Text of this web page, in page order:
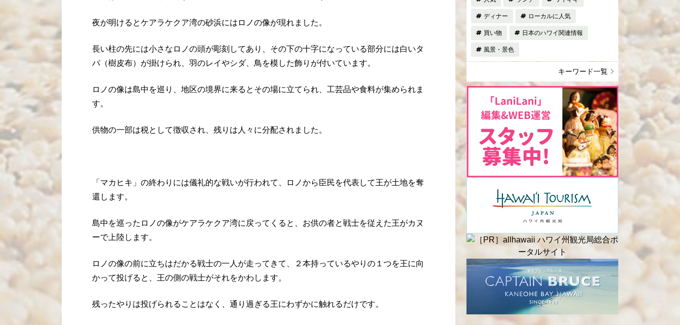
夜が明けるとケアラケクア湾の砂浜にはロノの像が現れました。
長い柱の先には小さなロノの頭が彫刻してあり、その下の十字になっている部分には白いタ
パ（樹皮布）が掛けられ、羽のレイやシダ、鳥を模した飾りが付いています。
ロノの像は島中を巡り、地区の境界に来るとその場に立てられ、工芸品や食料が集められま
す。
供物の一部は税として徴収され、残りは人々に分配されました。
「マカヒキ」の終わりには儀礼的な戦いが行われて、ロノから臣民を代表して王が土地を奪
還します。
島中を巡ったロノの像がケアラケクア湾に戻ってくると、お供の者と戦士を従えた王がカヌ
ーで上陸します。
ロノの像の前に立ちはだかる戦士の一人が走ってきて、２本持っているやりの１つを王に向
かって投げると、王の側の戦士がそれをかわします。
残ったやりは投げられることはなく、通り過ぎる王にわずかに触れるだけです。
ディナー ローカルに人気
買い物 日本のハワイ関連情報
風景・景色
キーワード一覧